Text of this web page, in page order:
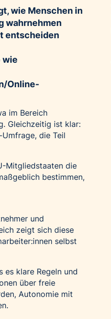
wie Menschen in
wahrnehmen
entscheiden
wie
Online-
im Bereich
Gleichzeitig ist klar:
die Teil
Mitgliedstaaten die
bestimmen,
und
zeigt sich diese
selbst
es klare Regeln und
über freie
Autonomie mit